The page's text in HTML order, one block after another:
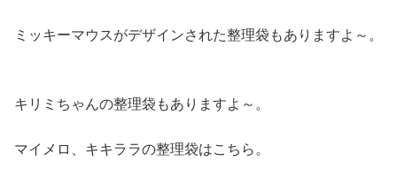
ミッキーマウスがデザインされた整理袋もありますよ～。
キリミちゃんの整理袋もありますよ～。
マイメロ、キキララの整理袋はこちら。